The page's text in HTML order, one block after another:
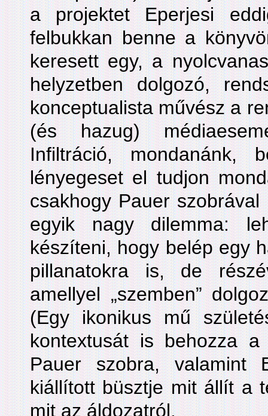
a projektet Eperjesi
felbukkan benne a
keresett egy, a
helyzetben dolgozó,
konceptualista művész a
(és hazug)
Infiltráció, mondanánk,
lényegeset el tudjon
csakhogy Pauer
egyik nagy dilemma:
készíteni, hogy belép egy
pillanatokra is, de
amellyel „szemben”
(Egy ikonikus mű
kontextusát is behozza
Pauer szobra, valamint
kiállított büsztje mit állít a
mit az áldozatról.